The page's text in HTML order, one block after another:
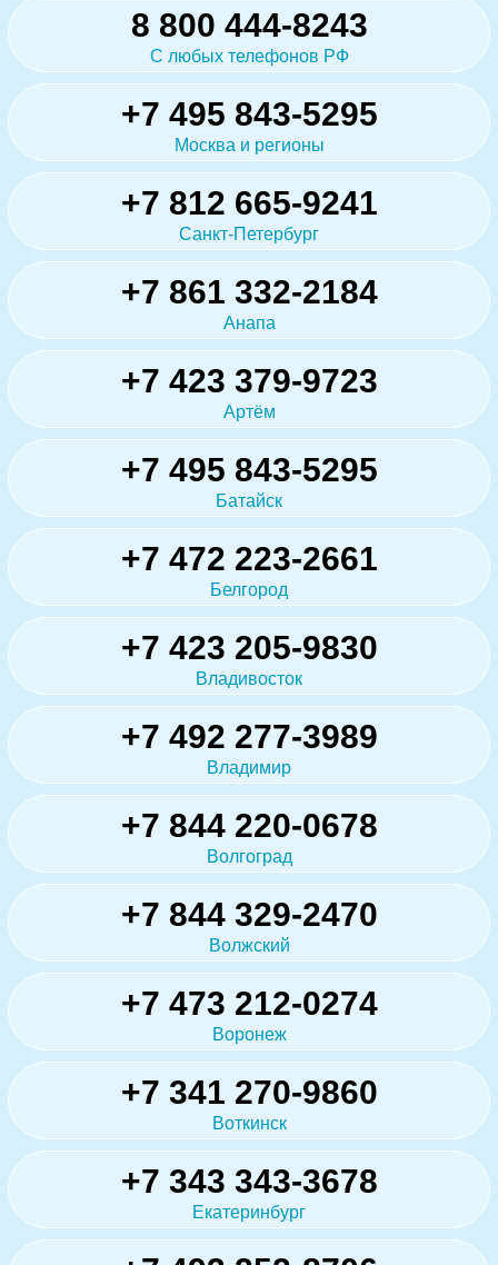
8 800 444-8243
С любых телефонов РФ
+7 495 843-5295
Москва и регионы
+7 812 665-9241
Санкт-Петербург
+7 861 332-2184
Анапа
+7 423 379-9723
Артём
+7 495 843-5295
Батайск
+7 472 223-2661
Белгород
+7 423 205-9830
Владивосток
+7 492 277-3989
Владимир
+7 844 220-0678
Волгоград
+7 844 329-2470
Волжский
+7 473 212-0274
Воронеж
+7 341 270-9860
Воткинск
+7 343 343-3678
Екатеринбург